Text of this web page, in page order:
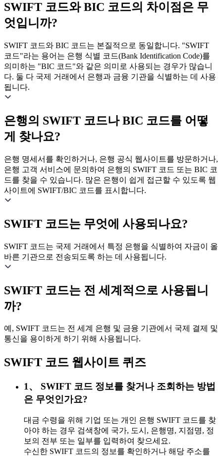
SWIFT 코드와 BIC 코드의 차이점은 무
엇입니까?
SWIFT 코드와 BIC 코드는 본질적으로 동일합니다. "SWIFT
코드"라는 용어는 은행 식별 코드(Bank Identification Code)를
의미하는 "BIC 코드"와 같은 의미로 사용되는 경우가 많습니
다. 둘 다 국제 거래에서 은행과 금융 기관을 식별하는 데 사용
됩니다.
은행의 SWIFT 코드나 BIC 코드를 어떻
게 찾나요?
은행 명세서를 확인하거나, 은행 공식 웹사이트를 방문하거나,
은행 고객 서비스에 문의하여 은행의 SWIFT 코드 또는 BIC 코
드를 찾을 수 있습니다. 많은 은행이 쉽게 접근할 수 있도록 웹
사이트에 SWIFT/BIC 코드를 표시합니다.
SWIFT 코드는 무엇에 사용되나요?
SWIFT 코드는 국제 거래에서 특정 은행을 식별하여 자금이 올
바른 기관으로 전송되도록 하는 데 사용됩니다.
SWIFT 코드는 전 세계적으로 사용됩니
까?
예, SWIFT 코드는 전 세계 은행 및 금융 기관에서 국제 결제 및
통신을 용이하게 하기 위해 사용됩니다.
SWIFT 코드 웹사이트 퀴즈
1、 SWIFT 코드 정보를 찾거나 조회하는 방법
은 무엇인가요?
대금 수령을 위해 기업 또는 개인 은행 SWIFT 코드를 찾
아야 하는 경우 검색창에 국가, 도시, 은행명, 지점명, 정
보의 전부 또는 일부를 입력하여 찾으세요.
수신한 SWIFT 코드의 정보를 확인하거나 해당 주소를